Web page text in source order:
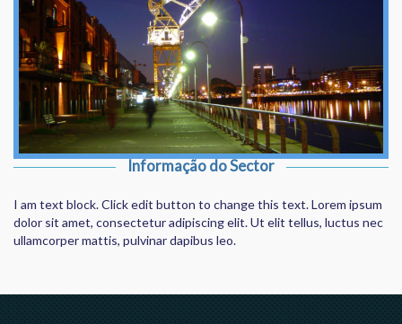
Informação do Sector
I am text block. Click edit button to change this text. Lorem ipsum
dolor sit amet, consectetur adipiscing elit. Ut elit tellus, luctus nec
ullamcorper mattis, pulvinar dapibus leo.